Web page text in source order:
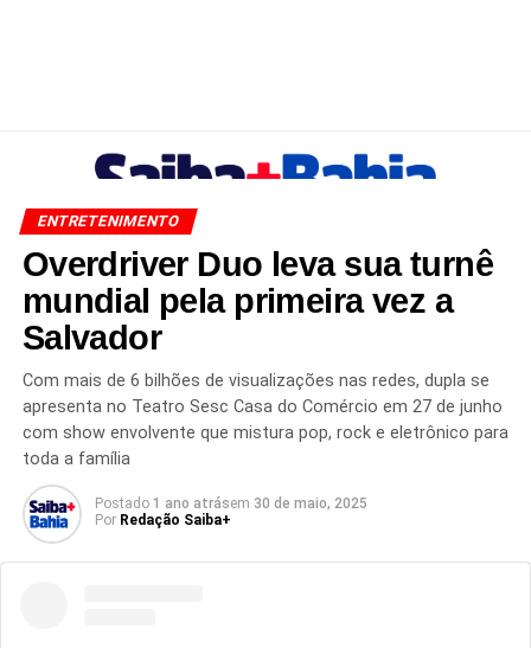
ENTRETENIMENTO
Overdriver Duo leva sua turnê
mundial pela primeira vez a
Salvador
Com mais de 6 bilhões de visualizações nas redes, dupla se
apresenta no Teatro Sesc Casa do Comércio em 27 de junho
com show envolvente que mistura pop, rock e eletrônico para
toda a família
Postado 1 ano atrásem 30 de maio, 2025
Por Redação Saiba+